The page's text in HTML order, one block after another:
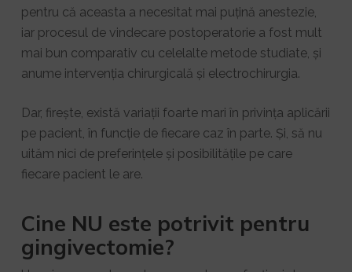
pentru că aceasta a necesitat mai puțină anestezie,
iar procesul de vindecare postoperatorie a fost mult
mai bun comparativ cu celelalte metode studiate, și
anume intervenția chirurgicală și electrochirurgia.
Dar, firește, există variații foarte mari în privința aplicării
pe pacient, în funcție de fiecare caz în parte. Și, să nu
uităm nici de preferințele și posibilitățile pe care
fiecare pacient le are.
Cine NU este potrivit pentru
gingivectomie?